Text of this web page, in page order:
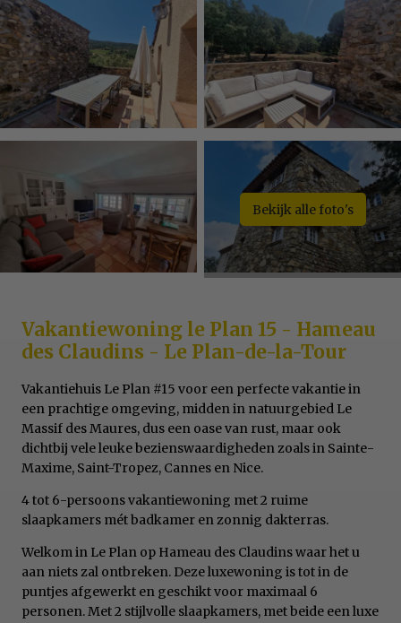
Bekijk alle foto's
Vakantiewoning le Plan 15 - Hameau
des Claudins - Le Plan-de-la-Tour
Vakantiehuis Le Plan #15 voor een perfecte vakantie in
een prachtige omgeving, midden in natuurgebied Le
Massif des Maures, dus een oase van rust, maar ook
dichtbij vele leuke bezienswaardigheden zoals in Sainte-
Maxime, Saint-Tropez, Cannes en Nice.
4 tot 6-persoons vakantiewoning met 2 ruime
slaapkamers mét badkamer en zonnig dakterras.
Welkom in Le Plan op Hameau des Claudins waar het u
aan niets zal ontbreken. Deze luxewoning is tot in de
puntjes afgewerkt en geschikt voor maximaal 6
personen. Met 2 stijlvolle slaapkamers, met beide een luxe